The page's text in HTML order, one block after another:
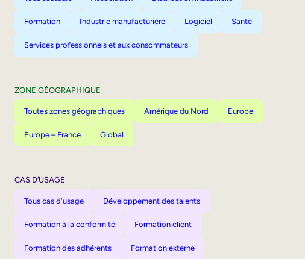
Formation Industrie manufacturière Logiciel Santé
Services professionnels et aux consommateurs
ZONE GÉOGRAPHIQUE
Toutes zones géographiques Amérique du Nord Europe
Europe – France Global
CAS D’USAGE
Tous cas d'usage Développement des talents
Formation à la conformité Formation client
Formation des adhérents Formation externe